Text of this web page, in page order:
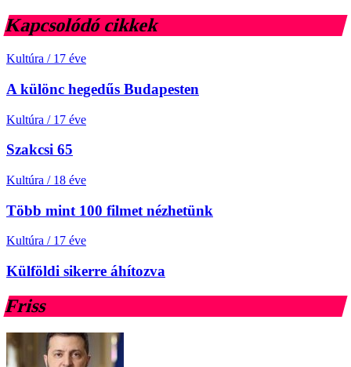
Kapcsolódó cikkek
Kultúra / 17 éve
A különc hegedűs Budapesten
Kultúra / 17 éve
Szakcsi 65
Kultúra / 18 éve
Több mint 100 filmet nézhetünk
Kultúra / 17 éve
Külföldi sikerre áhítozva
Friss